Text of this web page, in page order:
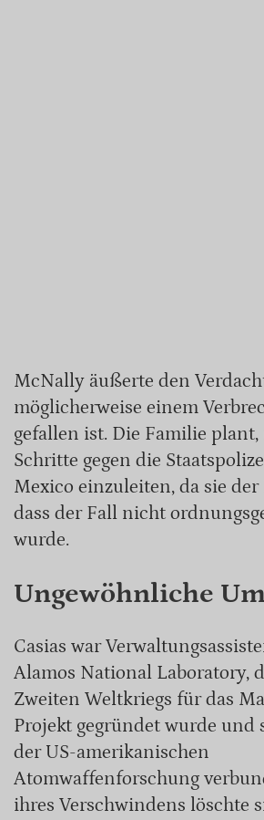
McNally äußerte den
möglicherweise einem
gefallen ist. Die Familie
Schritte gegen die
Mexico einzuleiten, da sie
dass der Fall nicht
wurde.
Ungewöhnliche
Casias war
Alamos National Laboratory,
Zweiten Weltkriegs für das
Projekt gegründet wurde und
der US-amerikanischen
Atomwaffenforschung
ihres Verschwindens löschte